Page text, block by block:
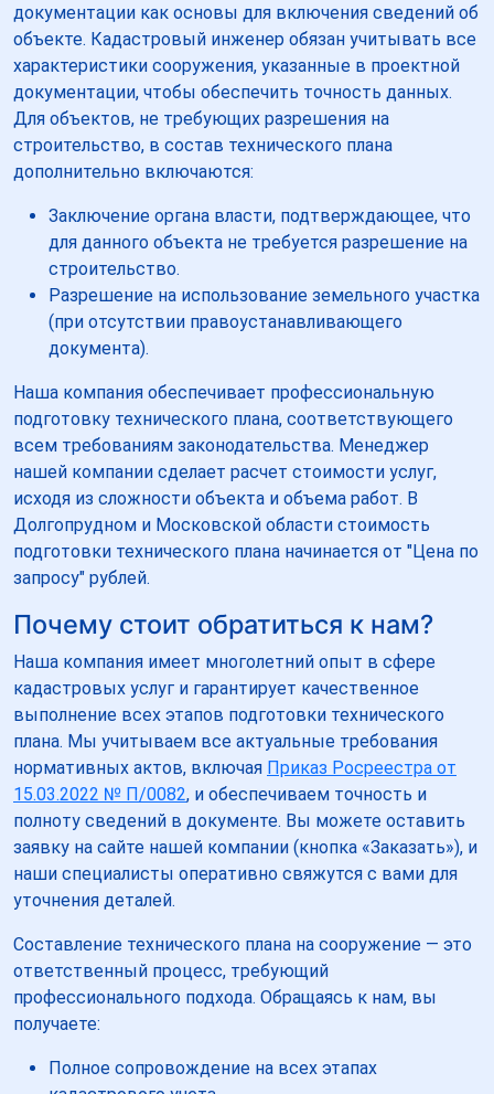
документации как основы для включения сведений об
объекте. Кадастровый инженер обязан учитывать все
характеристики сооружения, указанные в проектной
документации, чтобы обеспечить точность данных.
Для объектов, не требующих разрешения на
строительство, в состав технического плана
дополнительно включаются:
Заключение органа власти, подтверждающее, что
для данного объекта не требуется разрешение на
строительство.
Разрешение на использование земельного участка
(при отсутствии правоустанавливающего
документа).
Наша компания обеспечивает профессиональную
подготовку технического плана, соответствующего
всем требованиям законодательства. Менеджер
нашей компании сделает расчет стоимости услуг,
исходя из сложности объекта и объема работ. В
Долгопрудном и Московской области стоимость
подготовки технического плана начинается от "Цена по
запросу" рублей.
Почему стоит обратиться к нам?
Наша компания имеет многолетний опыт в сфере
кадастровых услуг и гарантирует качественное
выполнение всех этапов подготовки технического
плана. Мы учитываем все актуальные требования
нормативных актов, включая Приказ Росреестра от
15.03.2022 № П/0082, и обеспечиваем точность и
полноту сведений в документе. Вы можете оставить
заявку на сайте нашей компании (кнопка «Заказать»), и
наши специалисты оперативно свяжутся с вами для
уточнения деталей.
Составление технического плана на сооружение — это
ответственный процесс, требующий
профессионального подхода. Обращаясь к нам, вы
получаете:
Полное сопровождение на всех этапах